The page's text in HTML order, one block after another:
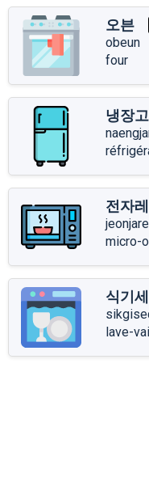
오븐
obeun
four
냉장고
전자
micro-
식기
lave-